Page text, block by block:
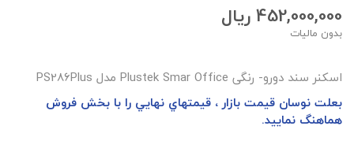
452,000,000 ریال
بدون مالیات
اسکنر سند دورو- رنگی Plustek Smar Office مدل PS286Plus
‎‏‎بعلت نوسان قيمت بازار ، قيمتهاي نهايي را با بخش فروش
هماهنگ نماييد.